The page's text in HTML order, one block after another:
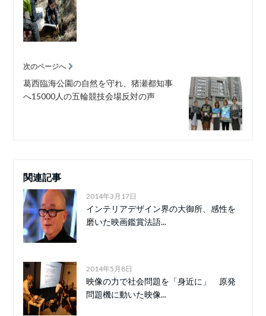
次のページへ
葛西臨海公園の自然を守れ、猪瀬都知事
へ15000人の五輪競技会場反対の声
関連記事
2014年3月17日
インテリアデザイン界の大御所、感性を
磨いた映画鑑賞法語...
2014年5月8日
映像の力で社会問題を「身近に」 原発
問題機に動いた映像...